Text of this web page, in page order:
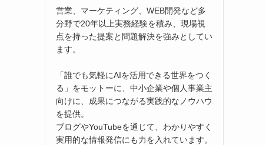
営業、マーケティング、WEB開発など多
分野で20年以上実務経験を積み、現場視
点を持った提案と問題解決を強みとしてい
ます。
「誰でも気軽にAIを活用できる世界をつく
る」をモットーに、中小企業や個人事業主
向けに、成果につながる実践的なノウハウ
を提供。
ブログやYouTubeを通じて、わかりやすく
実用的な情報発信にも力を入れています。